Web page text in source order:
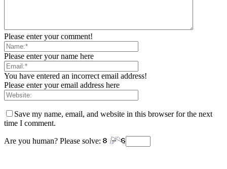
Please enter your comment!
Please enter your name here
You have entered an incorrect email address!
Please enter your email address here
Save my name, email, and website in this browser for the next
time I comment.
Are you human? Please solve: